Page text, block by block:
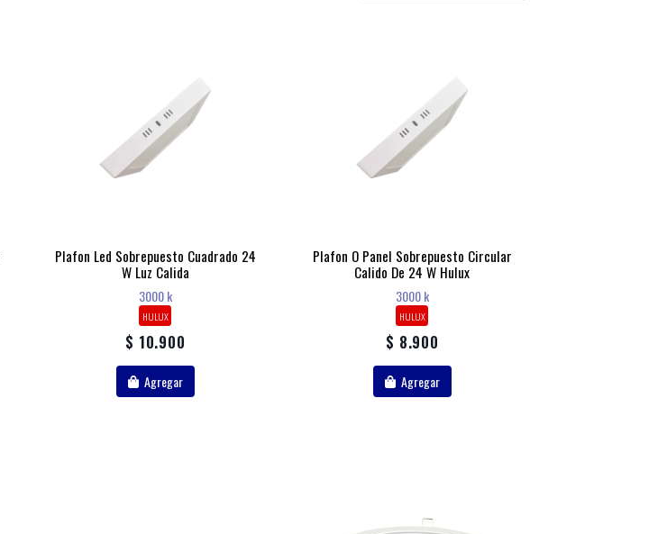
Plafon Led Sobrepuesto Cuadrado 24
W Luz Calida
3000 k
HULUX
$ 10.900
Agregar
Plafon O Panel Sobrepuesto Circular
Calido De 24 W Hulux
3000 k
HULUX
$ 8.900
Agregar